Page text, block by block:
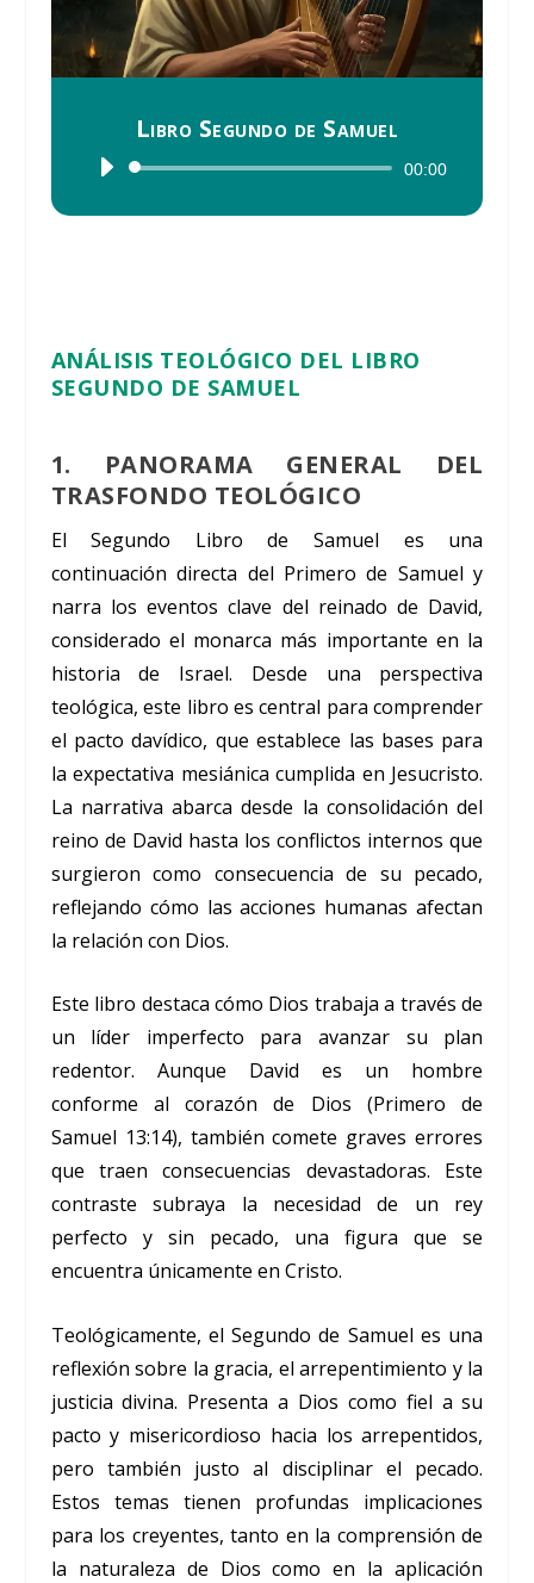
Libro Segundo de Samuel
Reproductor
audio
00:00
ANÁLISIS TEOLÓGICO DEL LIBRO
SEGUNDO DE SAMUEL
1. PANORAMA GENERAL DEL
TRASFONDO TEOLÓGICO
El Segundo Libro de Samuel es una
continuación directa del Primero de Samuel y
narra los eventos clave del reinado de David,
considerado el monarca más importante en la
historia de Israel. Desde una perspectiva
teológica, este libro es central para comprender
el pacto davídico, que establece las bases para
la expectativa mesiánica cumplida en Jesucristo.
La narrativa abarca desde la consolidación del
reino de David hasta los conflictos internos que
surgieron como consecuencia de su pecado,
reflejando cómo las acciones humanas afectan
la relación con Dios.
Este libro destaca cómo Dios trabaja a través de
un líder imperfecto para avanzar su plan
redentor. Aunque David es un hombre
conforme al corazón de Dios (Primero de
Samuel 13:14), también comete graves errores
que traen consecuencias devastadoras. Este
contraste subraya la necesidad de un rey
perfecto y sin pecado, una figura que se
encuentra únicamente en Cristo.
Teológicamente, el Segundo de Samuel es una
reflexión sobre la gracia, el arrepentimiento y la
justicia divina. Presenta a Dios como fiel a su
pacto y misericordioso hacia los arrepentidos,
pero también justo al disciplinar el pecado.
Estos temas tienen profundas implicaciones
para los creyentes, tanto en la comprensión de
la naturaleza de Dios como en la aplicación